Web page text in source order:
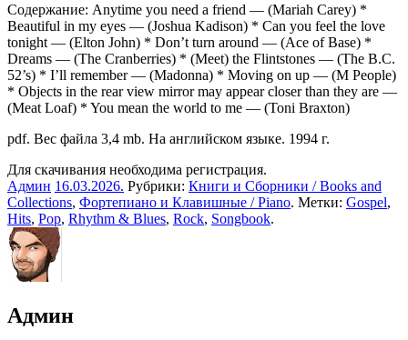
Содержание: Anytime you need a friend — (Mariah Carey) *
Beautiful in my eyes — (Joshua Kadison) * Can you feel the love
tonight — (Elton John) * Don’t turn around — (Ace of Base) *
Dreams — (The Cranberries) * (Meet) the Flintstones — (The B.C.
52’s) * I’ll remember — (Madonna) * Moving on up — (M People)
* Objects in the rear view mirror may appear closer than they are —
(Meat Loaf) * You mean the world to me — (Toni Braxton)
pdf. Вес файла 3,4 mb. На английском языке. 1994 г.
Для скачивания необходима регистрация.
Админ 16.03.2026. Рубрики: Книги и Сборники / Books and
Collections, Фортепиано и Клавишные / Piano. Метки: Gospel,
Hits, Pop, Rhythm & Blues, Rock, Songbook.
Админ